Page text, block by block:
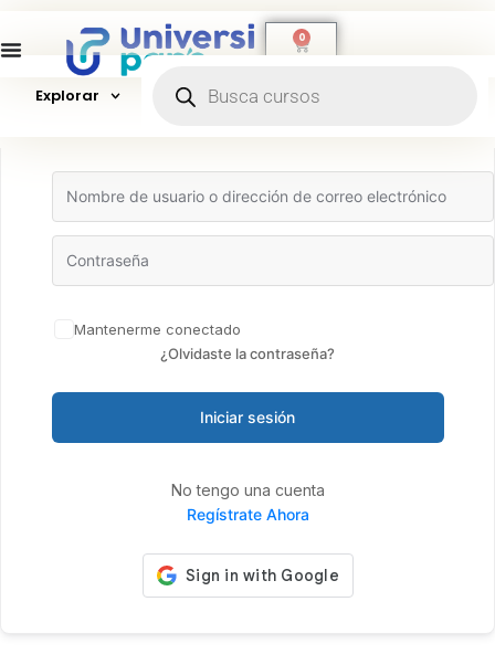
0
Explorar
Hola, ¡bienvenido de nuevo!
Mantenerme conectado
¿Olvidaste la contraseña?
Iniciar sesión
No tengo una cuenta
Regístrate Ahora